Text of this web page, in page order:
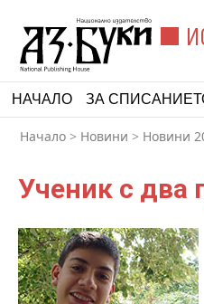
НАЧАЛО ЗА
Начало > Новини > Новини
Ученик с два